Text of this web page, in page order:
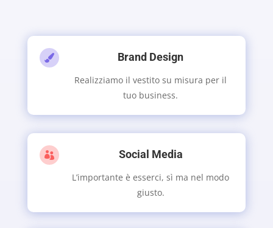
 Brand Design
Realizziamo il vestito su misura per il
tuo business.
 Social Media
L’importante è esserci, sì ma nel modo
giusto.